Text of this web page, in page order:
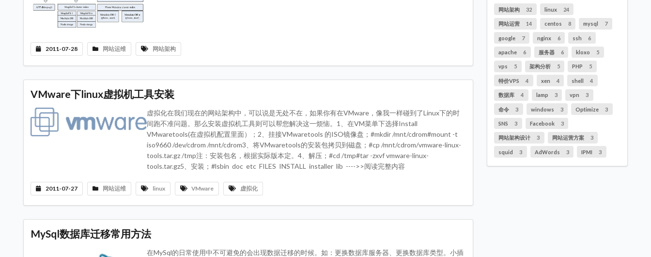
2011-07-28 网站运维 网站架构
VMware下linux虚拟机工具安装
虚拟化在我们现在的网站架构中，可以说是无处不在，如果你有在VMware，像我一样碰到了Linux下的时
间跑不准问题。那么安装虚拟机工具则可以帮您解决这一烦恼。1、在VM菜单下选择Install
VMwaretools(在虚拟机配置里面）；2、挂接VMwaretools 的ISO镜像盘；#mkdir /mnt/cdrom#mount -t
iso9660 /dev/cdrom /mnt/cdrom3、将VMwaretools的安装包拷贝到磁盘；#cp /mnt/cdrom/vmware-linux-
tools.tar.gz /tmp注：安装包名，根据实际版本定。4、解压；#cd /tmp#tar -zxvf vmware-linux-
tools.tar.gz5、安装；#lsbin doc etc FILES INSTALL installer lib ---->>阅读完整内容
2011-07-27 网站运维 linux VMware 虚拟化
MySql数据库迁移常用方法
在MySql的日常使用中不可避免的会出现数据迁移的时候。如：更换数据库服务器、更换数据库类型。小插
网站架构 32 linux 24
网站运营 14 centos 8 mysql 7
google 7 nginx 6 ssh 6
apache 6 服务器 6 kloxo 5
vps 5 架构分析 5 PHP 5
特价VPS 4 xen 4 shell 4
数据库 4 lamp 3 vpn 3
命令 3 windows 3 Optimize 3
SNS 3 Facebook 3
网站架构设计 3 网站运营方案 3
squid 3 AdWords 3 IPMI 3